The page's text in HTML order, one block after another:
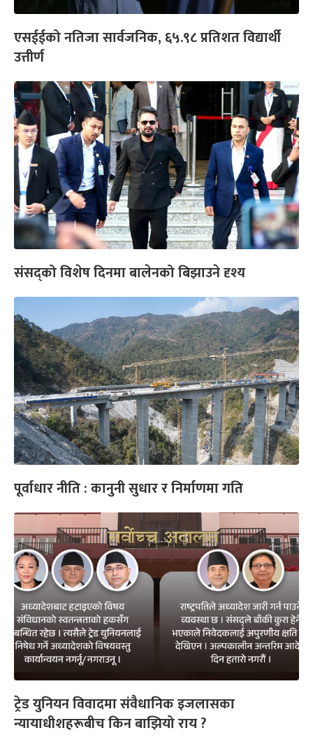
एसईईको नतिजा सार्वजनिक, ६५.९८ प्रतिशत विद्यार्थी
उत्तीर्ण
संसद्को विशेष दिनमा बालेनको बिझाउने दृश्य
पूर्वाधार नीति : कानुनी सुधार र निर्माणमा गति
ट्रेड युनियन विवादमा संवैधानिक इजलासका
न्यायाधीशहरूबीच किन बाझियो राय ?